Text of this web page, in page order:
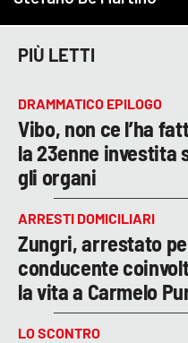
PIÙ LETTI
DRAMMATICO EPILOGO
Vibo, non ce l’ha
la 23enne investita
gli organi
ARRESTI DOMICILIARI
Zungri, arrestato
conducente
la vita a Carmelo
LO SCONTRO